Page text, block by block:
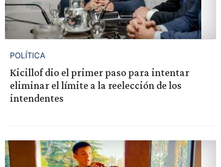
POLÍTICA
Kicillof dio el primer paso para intentar
eliminar el límite a la reelección de los
intendentes